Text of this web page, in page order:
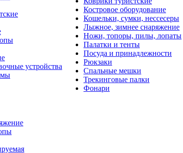
устройства
Костровое оборудование
Кошельки, сумки, нессесеры
Лыжное, зимнее снаряжение
Ножи, топоры, пилы, лопаты
Палатки и тенты
Посуда и принадлежности
Рюкзаки
Спальные мешки
Трекинговые палки
Фонари